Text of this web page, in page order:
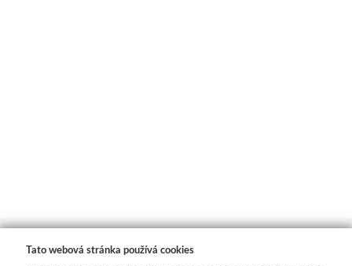
Tato webová stránka používá cookies